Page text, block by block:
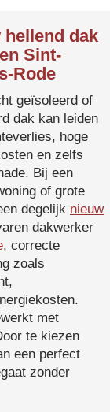
hellend dak
Sint-
Rode
geïsoleerd of
dak kan leiden
hoge
en zelfs
Bij een
of grote
degelijk nieuw
dakwerker
, correcte
zoals
met
te kiezen
een perfect
zonder